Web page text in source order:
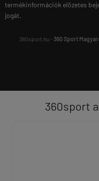
termékinformációk előzetes
jogát.
360sport.hu - 360 Sport
360sport a